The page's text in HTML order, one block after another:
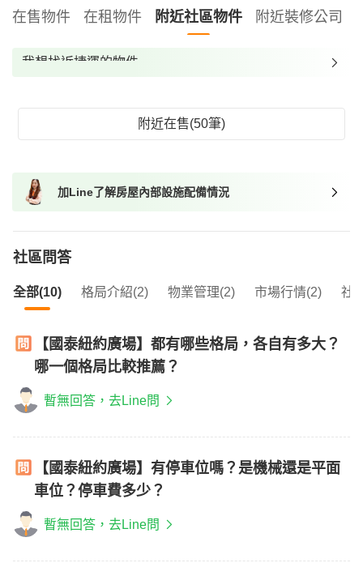
在售物件 在租物件 附近社區物件 附近裝修公司
我想找近捷運的物件
我想找配備瓦斯爐的物件
我想找具垃圾處理的物件
我想找近捷運的物件
附近在售(50筆)
加Line了解房屋內部設施配備情況
社區問答
全部(10) 格局介紹(2) 物業管理(2) 市場行情(2) 社
【國泰紐約廣場】都有哪些格局，各自有多大？
哪一個格局比較推薦？
暫無回答，去Line問
【國泰紐約廣場】有停車位嗎？是機械還是平面
車位？停車費多少？
暫無回答，去Line問